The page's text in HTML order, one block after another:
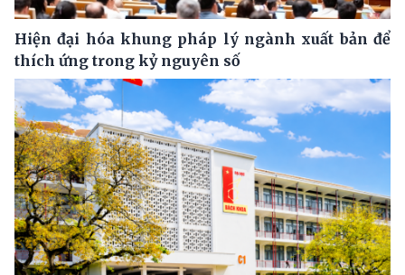
Hiện đại hóa khung pháp lý ngành xuất bản để
thích ứng trong kỷ nguyên số